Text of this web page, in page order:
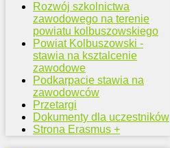
Rozwój szkolnictwa
zawodowego na terenie
powiatu kolbuszowskiego
Powiat Kolbuszowski -
stawia na ksztalcenie
zawodowe
Podkarpacie stawia na
zawodowców
Przetargi
Dokumenty dla uczestników
Strona Erasmus +